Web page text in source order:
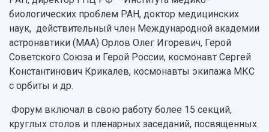
биологических проблем РАН, доктор медицинских
наук, действительный член Международной академии
астронавтики (МАА) Орлов Олег Игоревич, Герой
Советского Союза и Герой России, космонавт Сергей
Константинович Крикалев, космонавты экипажа МКС
с орбиты и др.
Форум включал в свою работу более 15 секций,
круглых столов и пленарных заседаний, посвященных